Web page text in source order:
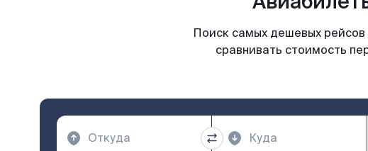
Поиск самых дешевых
сравнивать стоимость